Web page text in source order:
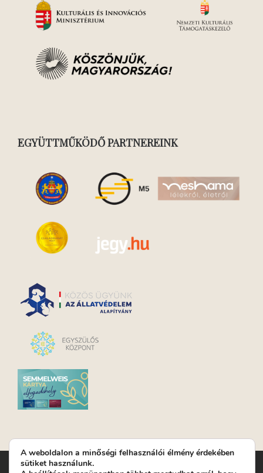
EGYÜTTMŰKÖDŐ PARTNEREINK
Turay Ida Színház Közhasznú Nonprofit Kft. | Működési
A weboldalon a minőségi felhasználói élmény érdekében
sütiket használunk.